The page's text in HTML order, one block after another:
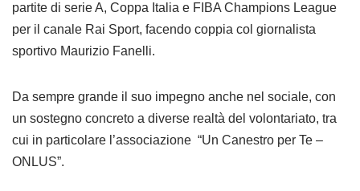
partite di serie A, Coppa Italia e FIBA Champions League
per il canale Rai Sport, facendo coppia col giornalista
sportivo Maurizio Fanelli.
Da sempre grande il suo impegno anche nel sociale, con
un sostegno concreto a diverse realtà del volontariato, tra
cui in particolare l’associazione “Un Canestro per Te –
ONLUS”.